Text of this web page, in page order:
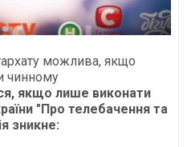
можлива, якщо
чинному
якщо лише виконати
"Про телебачення та
зникне: